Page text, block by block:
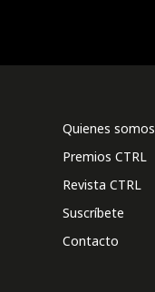
Quienes somos
Premios CTRL
Revista CTRL
Suscríbete
Contacto